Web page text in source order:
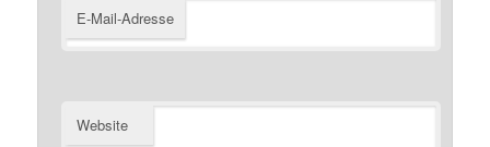
E-Mail-Adresse
Website